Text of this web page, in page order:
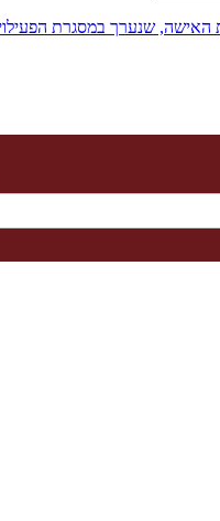
האישה, שנערך במסגרת